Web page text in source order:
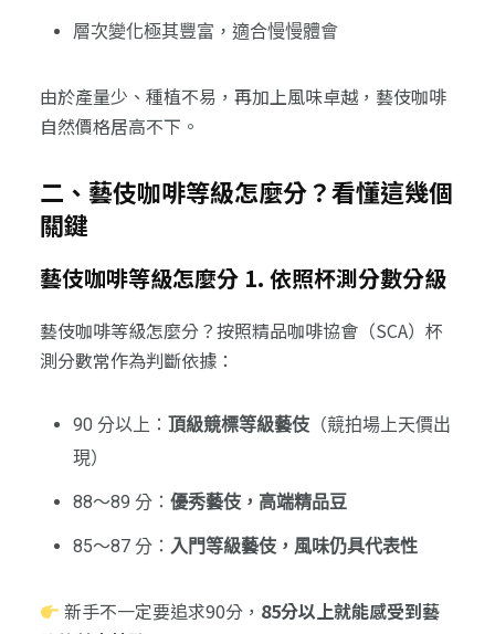
層次變化極其豐富，適合慢慢體會
由於產量少、種植不易，再加上風味卓越，藝伎咖啡
自然價格居高不下。
二、藝伎咖啡等級怎麼分？看懂這幾個
關鍵
藝伎咖啡等級怎麼分 1. 依照杯測分數分級
藝伎咖啡等級怎麼分？按照精品咖啡協會（SCA）杯
測分數常作為判斷依據：
90 分以上： 頂級競標等級藝伎（競拍場上天價出
現）
88～89 分： 優秀藝伎，高端精品豆
85～87 分： 入門等級藝伎，風味仍具代表性
新手不一定要追求90分， 85分以上就能感受到藝